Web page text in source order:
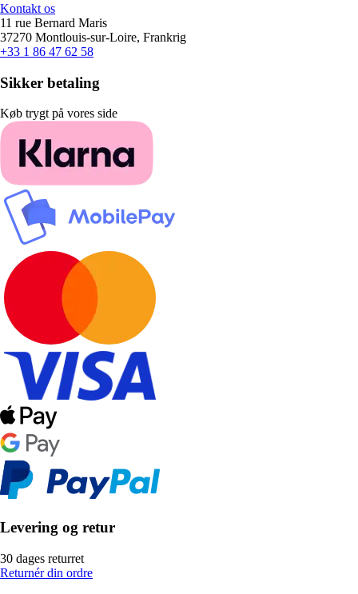
Kontakt os
11 rue Bernard Maris
37270 Montlouis-sur-Loire, Frankrig
+33 1 86 47 62 58
Sikker betaling
Køb trygt på vores side
Levering og retur
30 dages returret
Returnér din ordre